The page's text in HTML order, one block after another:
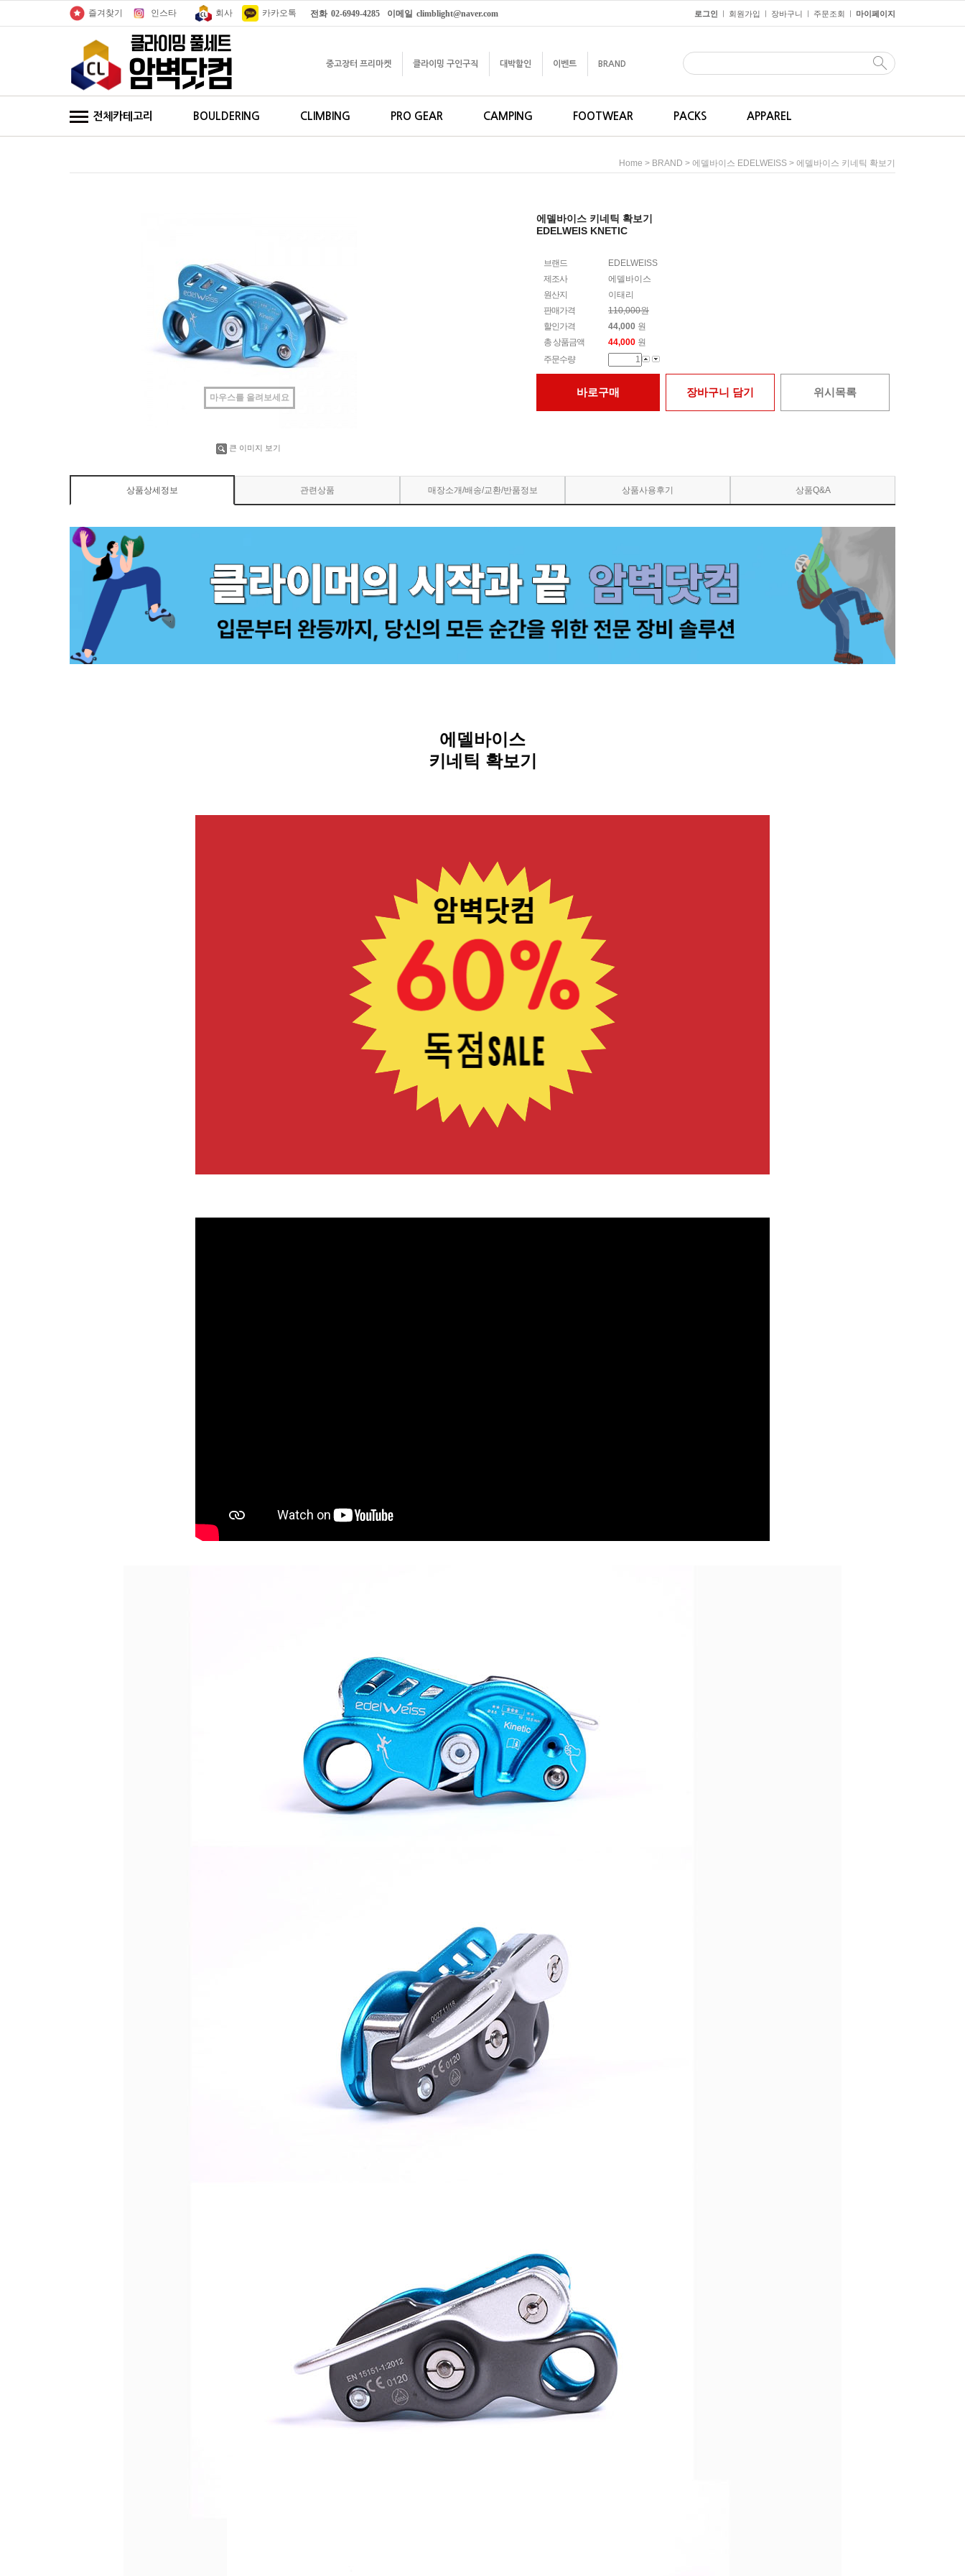
즐겨찾기 인스타 카카오톡
회사 전화 02-6949-4285 이메일 climblight@naver.com 로그인 ㅣ 회원가입 ㅣ 장바구니 ㅣ 주문조회 ㅣ 마이페이지
중고장터 프리마켓 클라이밍 구인구직 대박할인 이벤트 BRAND
전체카테고리 BOULDERING CLIMBING PRO GEAR CAMPING FOOTWEAR PACKS APPAREL
Home > BRAND > 에델바이스 EDELWEISS > 에델바이스 키네틱 확보기
마우스를 올려보세요
큰 이미지 보기
에델바이스 키네틱 확보기
EDELWEIS KNETIC
브랜드
EDELWEISS
제조사
에델바이스
원산지
이태리
판매가격
110,000원
할인가격
44,000 원
총 상품금액
44,000 원
주문수량
바로구매 장바구니 담기 위시목록
상품상세정보 관련상품 매장소개/배송/교환/반품정보 상품사용후기 상품Q&A
에델바이스
키네틱 확보기